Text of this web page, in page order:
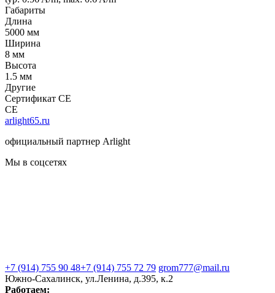
Габариты
Длина
5000 мм
Ширина
8 мм
Высота
1.5 мм
Другие
Сертификат CE
CE
arlight65.ru
официальный партнер Arlight
Мы в соцсетях
+7 (914) 755 90 48+7 (914) 755 72 79 grom777@mail.ru
Южно-Сахалинск, ул.Ленина, д.395, к.2
Работаем: